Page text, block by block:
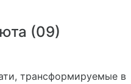
(09)
трансформируемые в